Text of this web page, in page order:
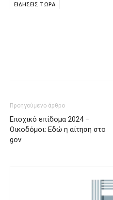
ΕΙΔΗΣΕΙΣ ΤΩΡΑ
Προηγούμενο άρθρο
Εποχικό επίδομα 2024 –
Οικοδόμοι: Εδώ η αίτηση στο
gov